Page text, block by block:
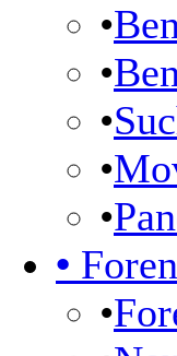
•
•
•
•
•
• Foren
•